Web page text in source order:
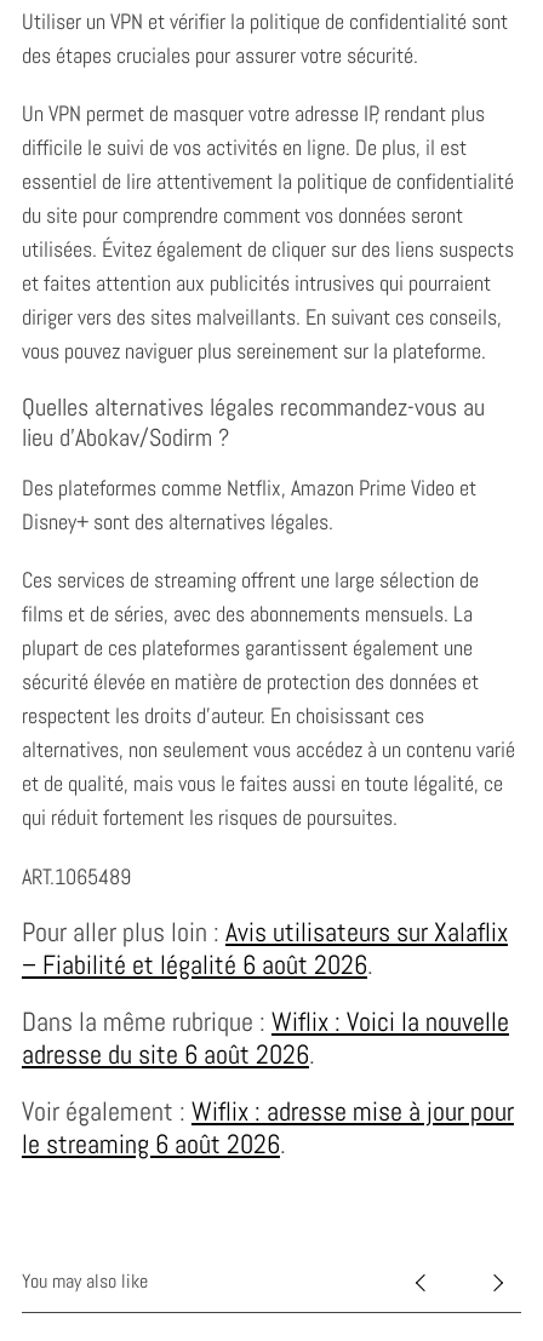
Utiliser un VPN et vérifier la politique de confidentialité sont
des étapes cruciales pour assurer votre sécurité.
Un VPN permet de masquer votre adresse IP, rendant plus
difficile le suivi de vos activités en ligne. De plus, il est
essentiel de lire attentivement la politique de confidentialité
du site pour comprendre comment vos données seront
utilisées. Évitez également de cliquer sur des liens suspects
et faites attention aux publicités intrusives qui pourraient
diriger vers des sites malveillants. En suivant ces conseils,
vous pouvez naviguer plus sereinement sur la plateforme.
Quelles alternatives légales recommandez-vous au
lieu d’Abokav/Sodirm ?
Des plateformes comme Netflix, Amazon Prime Video et
Disney+ sont des alternatives légales.
Ces services de streaming offrent une large sélection de
films et de séries, avec des abonnements mensuels. La
plupart de ces plateformes garantissent également une
sécurité élevée en matière de protection des données et
respectent les droits d’auteur. En choisissant ces
alternatives, non seulement vous accédez à un contenu varié
et de qualité, mais vous le faites aussi en toute légalité, ce
qui réduit fortement les risques de poursuites.
ART.1065489
Pour aller plus loin : Avis utilisateurs sur Xalaflix
– Fiabilité et légalité 6 août 2026.
Dans la même rubrique : Wiflix : Voici la nouvelle
adresse du site 6 août 2026.
Voir également : Wiflix : adresse mise à jour pour
le streaming 6 août 2026.
You may also like